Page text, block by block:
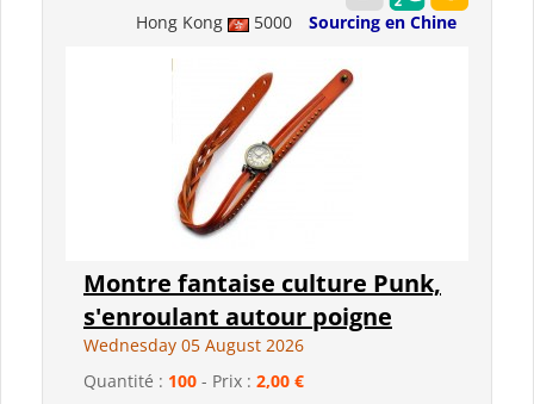
Hong Kong 5000 Sourcing en Chine
Montre fantaise culture Punk,
s'enroulant autour poigne
Wednesday 05 August 2026
Quantité : 100 - Prix : 2,00 €